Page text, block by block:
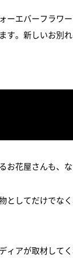
ーエバーフラワ
。新しいお別
花屋さんも、な
としてだけでな
ィアが取材して